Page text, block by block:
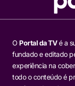
O Portal da TVé a
fundado e editado
experiência na
todo o conteúdo é